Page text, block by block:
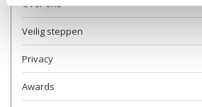
Over ons
Veilig steppen
Privacy
Awards